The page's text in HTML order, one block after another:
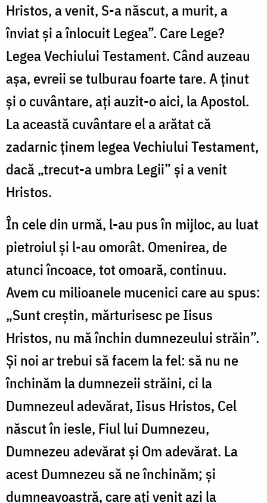
Hristos, a venit, S-a născut, a murit, a
înviat şi a înlocuit Legea”. Care Lege?
Legea Vechiului Testament. Când auzeau
aşa, evreii se tulburau foarte tare. A ţinut
şi o cuvântare, aţi auzit-o aici, la Apostol.
La această cuvântare el a arătat că
zadarnic ţinem legea Vechiului Testament,
dacă „trecut-a umbra Legii” şi a venit
Hristos.
În cele din urmă, l-au pus în mijloc, au luat
pietroiul şi l-au omorât. Omenirea, de
atunci încoace, tot omoară, continuu.
Avem cu milioanele mucenici care au spus:
„Sunt creştin, mărturisesc pe Iisus
Hristos, nu mă închin dumnezeului străin”.
Şi noi ar trebui să facem la fel: să nu ne
închinăm la dumnezeii străini, ci la
Dumnezeul adevărat, Iisus Hristos, Cel
născut în iesle, Fiul lui Dumnezeu,
Dumnezeu adevărat şi Om adevărat. La
acest Dumnezeu să ne închinăm; şi
dumneavoastră, care aţi venit azi la